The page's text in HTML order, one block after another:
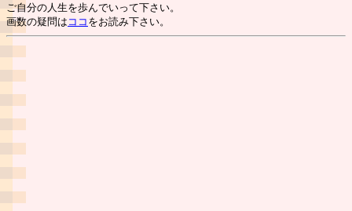
ご自分の人生を歩んでいって下さい。
画数の疑問は ココ をお読み下さい。